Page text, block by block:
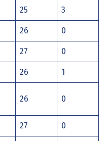
25 3
26 0
27 0
26 1
26 0
27 0